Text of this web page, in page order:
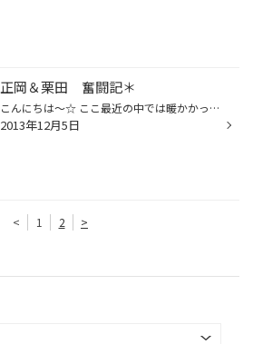
正岡＆栗田 奮闘記＊
こんにちは～☆ ここ最近の中では暖かかった気がしますね(^o^)丿 今日は久しぶりに、 新人の正岡くん＆栗田くんのがんばる姿を紹介します！ まずは正岡くん☆ ＥＴＣの取付はたくさんご紹介しましたが、今回はナビ！ 遠くからそ～っと観察。。。。 いつものハイテンションはどこへやら、かなり真剣に...
2013年12月5日
< 1 2 >